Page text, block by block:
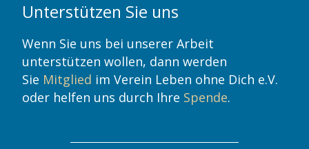
Unterstützen Sie uns
Wenn Sie uns bei unserer Arbeit
unterstützen wollen, dann werden
Sie Mitglied im Verein Leben ohne Dich e.V.
oder helfen uns durch Ihre Spende.